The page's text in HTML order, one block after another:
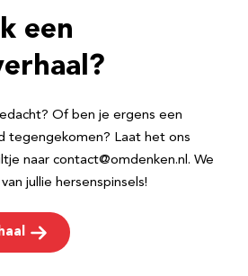
een
Of ben je ergens een
tegengekomen? Laat het ons
naar contact@omdenken.nl. We
jullie hersenspinsels!